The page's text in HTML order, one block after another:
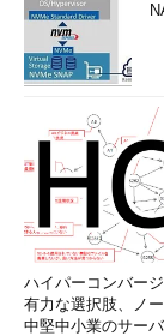
ハイパーコンバー
有力な選択肢、ノ
中堅中小業のサー